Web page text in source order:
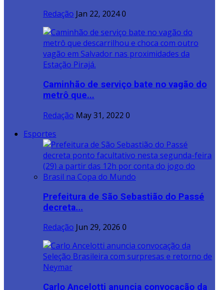
Redação Jan 22, 20240
Caminhão de serviço bate no vagão do
metrô que...
Redação May 31, 2022 0
Esportes
Prefeitura de São Sebastião do Passé
decreta...
Redação Jun 29, 2026 0
Carlo Ancelotti anuncia convocação da